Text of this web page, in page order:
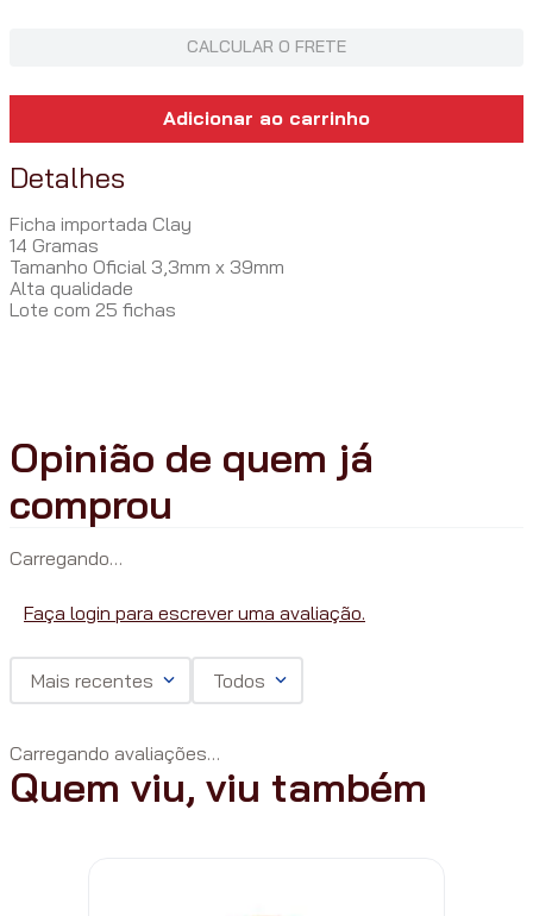
CALCULAR O FRETE
Adicionar ao carrinho
Detalhes
Ficha importada Clay
14 Gramas
Tamanho Oficial 3,3mm x 39mm
Alta qualidade
Lote com 25 fichas
Carregando…
Faça login para escrever uma avaliação.
Mais recentes Todos
Carregando avaliações…
Quem viu, viu também